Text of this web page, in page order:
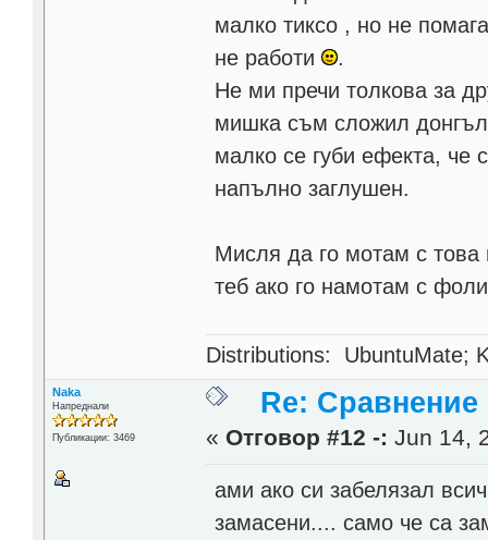
малко тиксо , но не
не работи
.
Не ми пречи толкова за
мишка съм сложил
малко се губи ефекта, че
напълно заглушен.
Мисля да го мотам с това
теб ако го намотам с
Distributions: UbuntuMate;
Naka
Напреднали
Публикации: 3469
Re:
« Отговор #12 -: Jun 14,
ами ако си забелязал
замасени.... само че са